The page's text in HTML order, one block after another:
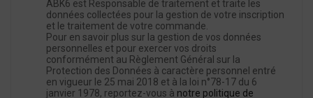
ABK6 est Responsable de traitement et traite les
données collectées pour la gestion de votre inscription
et le traitement de votre commande.
Pour en savoir plus sur la gestion de vos données
personnelles et pour exercer vos droits
conformément au Règlement Général sur la
Protection des Données à caractère personnel entré
en vigueur le 25 mai 2018 et à la loi n°78-17 du 6
janvier 1978, reportez-vous à notre politique de